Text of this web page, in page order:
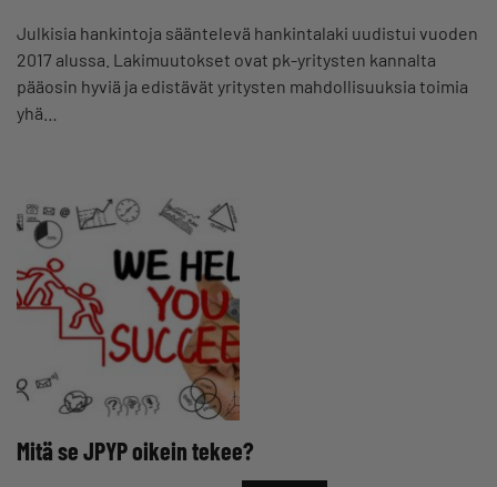
Julkisia hankintoja sääntelevä hankintalaki uudistui vuoden
2017 alussa. Lakimuutokset ovat pk-yritysten kannalta
pääosin hyviä ja edistävät yritysten mahdollisuuksia toimia
yhä…
Mitä se JPYP oikein tekee?